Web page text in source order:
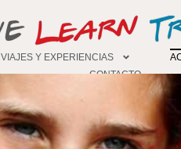
VIAJES Y EXPERIENCIAS
CONTACTO